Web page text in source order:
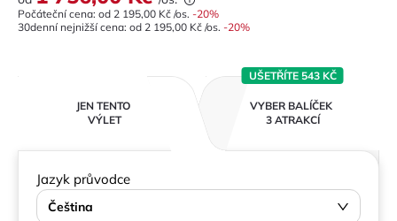
Počáteční cena: od 2 195,00 Kč /os. -20%
30denní nejnižší cena: od 2 195,00 Kč /os. -20%
JEN TENTO
VÝLET
VYBER BALÍČEK
3 ATRAKCÍ
UŠETŘÍTE 543 KČ
Jazyk průvodce
Čeština